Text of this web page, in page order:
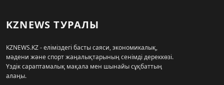
KZNEWS ТУРАЛЫ
KZNEWS.KZ - еліміздегі басты саяси, экономикалық,
мәдени және спорт жаңалықтарының сенімді дереккөзі.
Үздік сараптамалық мақала мен шынайы сұқбаттың
алаңы.